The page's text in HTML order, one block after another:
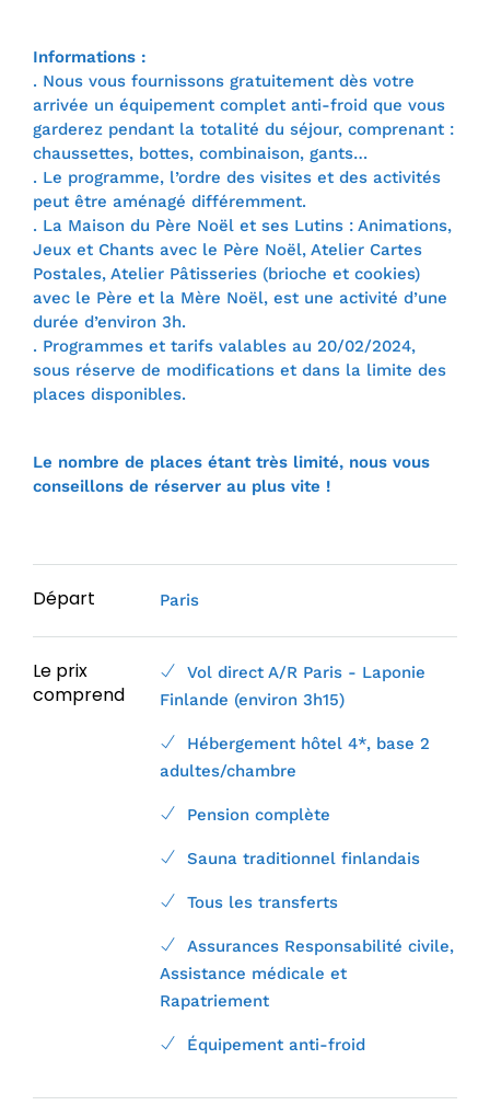
Informations :
. Nous vous fournissons gratuitement dès votre
arrivée un équipement complet anti-froid que vous
garderez pendant la totalité du séjour, comprenant :
chaussettes, bottes, combinaison, gants…
. Le programme, l’ordre des visites et des activités
peut être aménagé différemment.
. La Maison du Père Noël et ses Lutins : Animations,
Jeux et Chants avec le Père Noël, Atelier Cartes
Postales, Atelier Pâtisseries (brioche et cookies)
avec le Père et la Mère Noël, est une activité d’une
durée d’environ 3h.
. Programmes et tarifs valables au 20/02/2024,
sous réserve de modifications et dans la limite des
places disponibles.
Le nombre de places étant très limité, nous vous
conseillons de réserver au plus vite !
Départ Paris
Le prix
comprend
Vol direct A/R Paris - Laponie
Finlande (environ 3h15)
Hébergement hôtel 4*, base 2
adultes/chambre
Pension complète
Sauna traditionnel finlandais
Tous les transferts
Assurances Responsabilité civile,
Assistance médicale et
Rapatriement
Équipement anti-froid